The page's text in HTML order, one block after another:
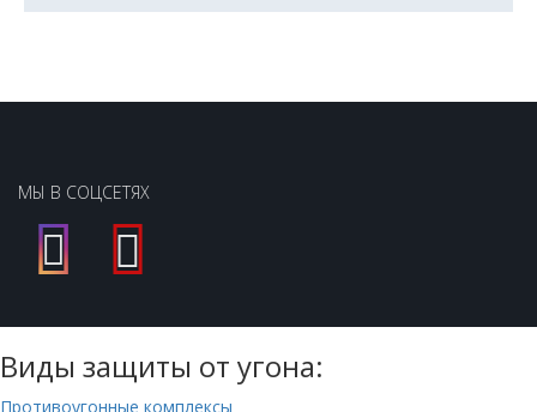
МЫ В СОЦСЕТЯХ
Виды защиты от угона:
Противоугонные комплексы